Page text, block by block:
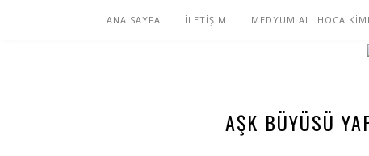
ANA SAYFA İLETİŞİM MEDYUM ALİ HOCA
AŞK BÜYÜSÜ